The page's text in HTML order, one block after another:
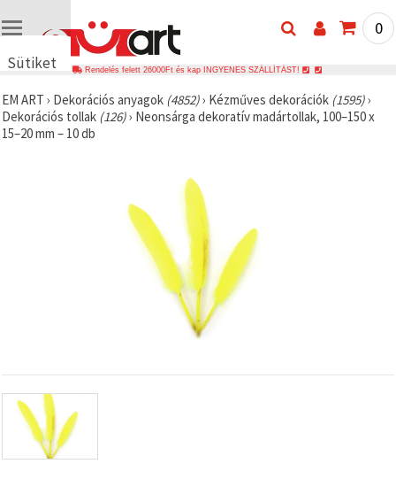
Sütiket
🍪 Cookie-
kat és
hasonló
a
valamint
relevánsabb
tartalmat
hirdetéseket
0
Rendelés felett 26000Ft és kap INGYENES SZÁLLÍTÁST!
EM ART › Dekorációs anyagok (4852)› Kézműves dekorációk (1595)›
Dekorációs tollak (126)› Neonsárga dekoratív madártollak, 100–150 x
15–20 mm – 10 db